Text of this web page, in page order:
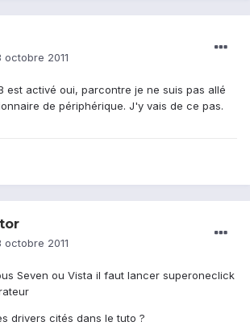
octobre 2011
est activé oui, parcontre je ne suis pas allé
de périphérique. J'y vais de ce pas.
octobre 2011
Seven ou Vista il faut lancer superoneclick
drivers cités dans le tuto ?